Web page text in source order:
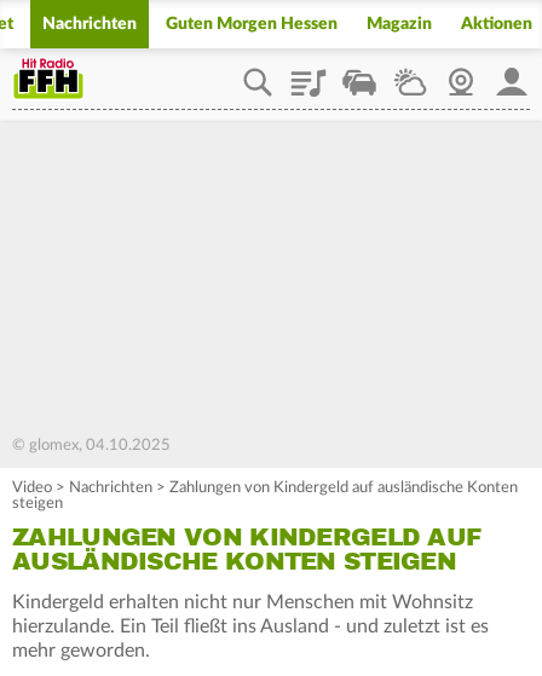
Nachrichten Guten Morgen Hessen Magazin Aktionen
PlaylistStaupilotWetterWebcam
© glomex, 04.10.2025
Video > Nachrichten > Zahlungen von Kindergeld auf ausländische Konten
steigen
ZAHLUNGEN VON KINDERGELD AUF
AUSLÄNDISCHE KONTEN STEIGEN
Kindergeld erhalten nicht nur Menschen mit Wohnsitz
hierzulande. Ein Teil fließt ins Ausland - und zuletzt ist es
mehr geworden.